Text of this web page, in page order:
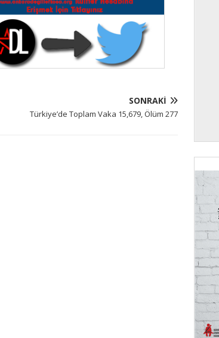
SONRAKI
Türkiye’de Toplam Vaka 15,679, Ölüm 277